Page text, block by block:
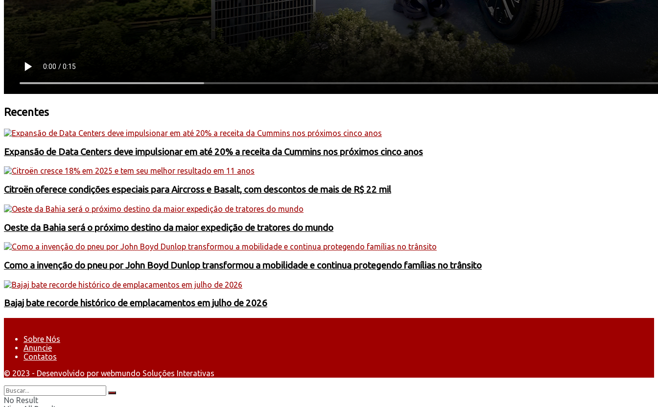
Recentes
Expansão de Data Centers deve impulsionar em até 20% a receita da Cummins nos próximos cinco anos
Citroën oferece condições especiais para Aircross e Basalt, com descontos de mais de R$ 22 mil
Oeste da Bahia será o próximo destino da maior expedição de tratores do mundo
Como a invenção do pneu por John Boyd Dunlop transformou a mobilidade e continua protegendo famílias no trânsito
Bajaj bate recorde histórico de emplacamentos em julho de 2026
Sobre Nós
Anuncie
Contatos
© 2023 - Desenvolvido por webmundo Soluções Interativas
No Result